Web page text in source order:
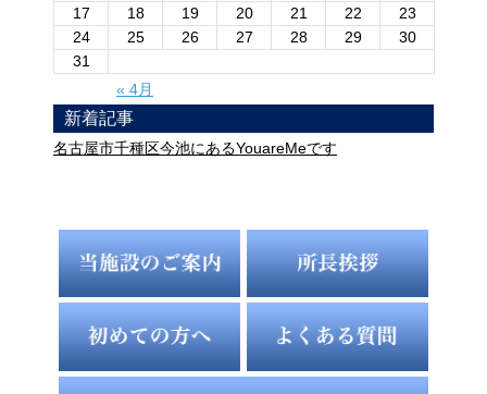
« 4月
17
18 19 20 21 22
23
24
25 26 27 28 29
30
31
新着記事
名古屋市千種区今池にあるYouareMeです